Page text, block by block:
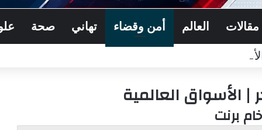
مقالات العالم أمن وقضاء تهاني صحة
الأسواق العالمية
برنت